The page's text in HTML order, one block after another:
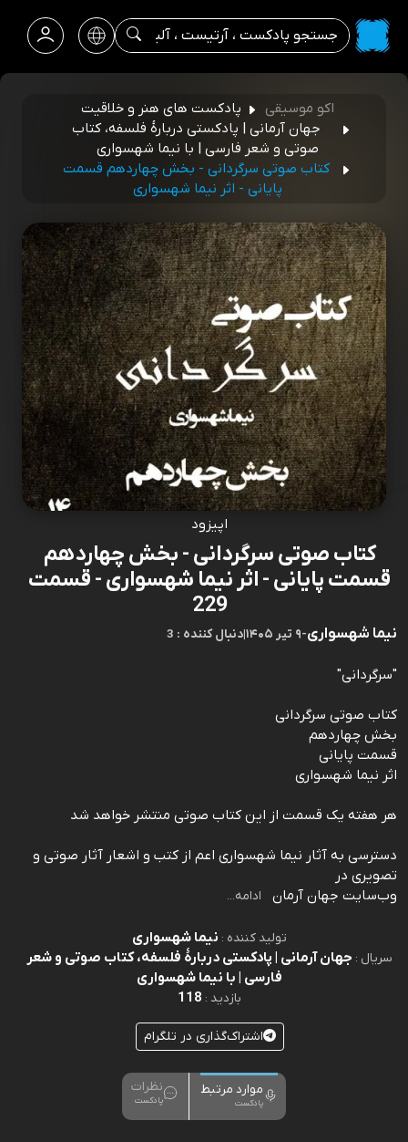
اکو موسیقی
پادکست های هنر و خلاقیت
جهان آرمانی | پادکستی دربارۀ فلسفه، کتاب
صوتی و شعر فارسی | با نیما شهسواری
کتاب صوتی سرگردانی - بخش چهاردهم قسمت
پایانی - اثر نیما شهسواری
اپیزود
کتاب صوتی سرگردانی - بخش چهاردهم
قسمت پایانی - اثر نیما شهسواری - قسمت
229
نیما شهسواری-۹ تیر ۱۴۰۵ |3 : دنبال کننده
"سرگردانی"
کتاب صوتی سرگردانی
بخش چهاردهم
قسمت پایانی
اثر نیما شهسواری
هر هفته یک قسمت از این کتاب صوتی منتشر خواهد شد
دسترسی به آثار نیما شهسواری اعم از کتب و اشعار آثار صوتی و
تصویری در
وب‌سایت جهان آرمان
ادامه...
تولید کننده : نیما شهسواری
سریال : جهان آرمانی | پادکستی دربارۀ فلسفه، کتاب صوتی و شعر
فارسی | با نیما شهسواری
بازدید : 118
اشتراک‌گذاری در تلگرام
موارد مرتبط
پادکست
نظرات
پادکست